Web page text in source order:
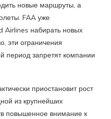
новые маршруты, а
FAA уже
Airlines набирать новых
эти ограничения
период запретят компании
приостановит рост
из крупнейших
повышенное внимание к